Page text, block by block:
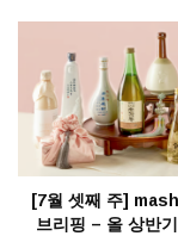
[7월 셋째 주]
브리핑 – 올 상반